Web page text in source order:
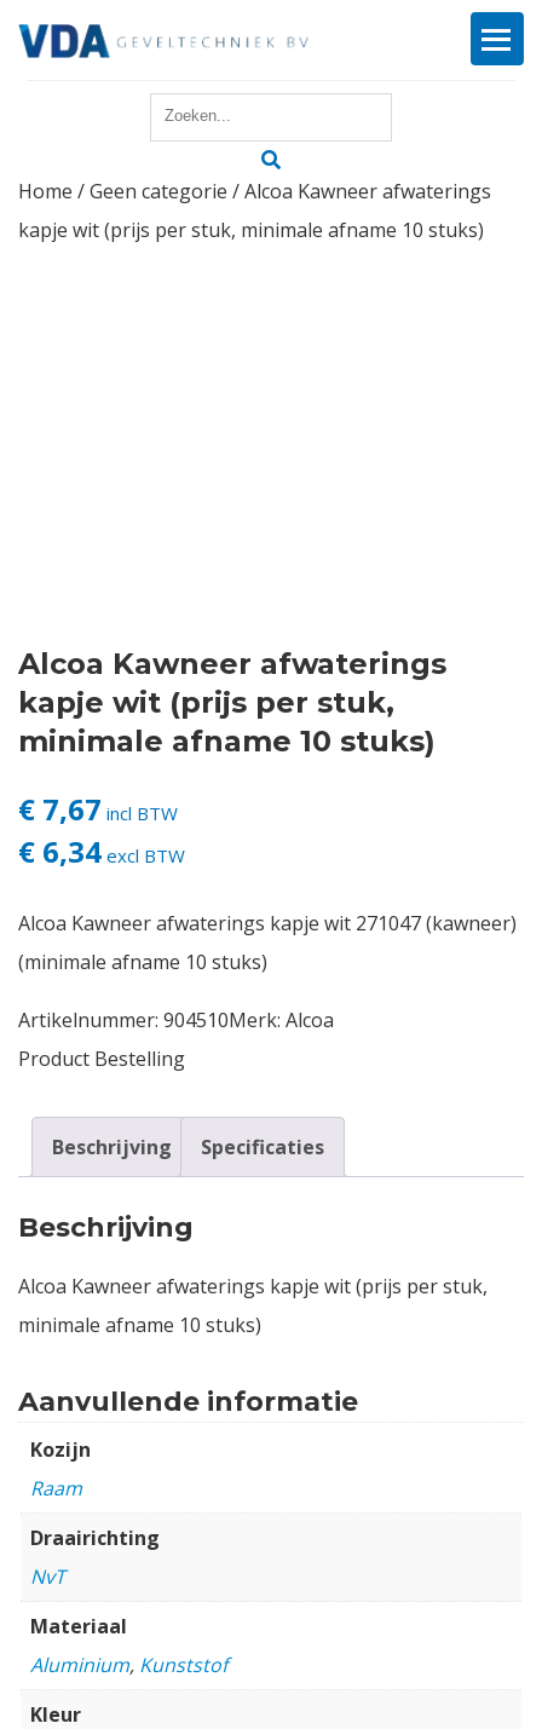
Reparatie
Login
Vacatures
Home /Geen categorie / Alcoa Kawneer afwaterings
kapje wit (prijs per stuk, minimale afname 10 stuks)
Alcoa Kawneer afwaterings
kapje wit (prijs per stuk,
minimale afname 10 stuks)
€ 7,67 incl BTW
€ 6,34 excl BTW
Alcoa Kawneer afwaterings kapje wit 271047 (kawneer)
(minimale afname 10 stuks)
Artikelnummer: 904510Merk: Alcoa
Product Bestelling
Beschrijving Specificaties
Beschrijving
Alcoa Kawneer afwaterings kapje wit (prijs per stuk,
minimale afname 10 stuks)
Aanvullende informatie
Kozijn
Raam
Draairichting
NvT
Materiaal
Aluminium, Kunststof
Kleur